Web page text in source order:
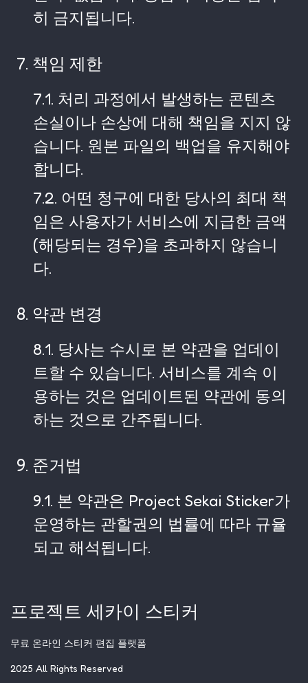
히 금지됩니다.
7. 책임 제한
7.1. 처리 과정에서 발생하는 콘텐츠
손실이나 손상에 대해 책임을 지지 않
습니다. 원본 파일의 백업을 유지해야
합니다.
7.2. 어떤 청구에 대한 당사의 최대 책
임은 사용자가 서비스에 지급한 금액
(해당되는 경우)을 초과하지 않습니
다.
8. 약관 변경
8.1. 당사는 수시로 본 약관을 업데이
트할 수 있습니다. 서비스를 계속 이
용하는 것은 업데이트된 약관에 동의
하는 것으로 간주됩니다.
9. 준거법
9.1. 본 약관은 Project Sekai Sticker가
운영하는 관할권의 법률에 따라 규율
되고 해석됩니다.
프로젝트 세카이 스티커
무료 온라인 스티커 편집 플랫폼
2025 All Rights Reserved